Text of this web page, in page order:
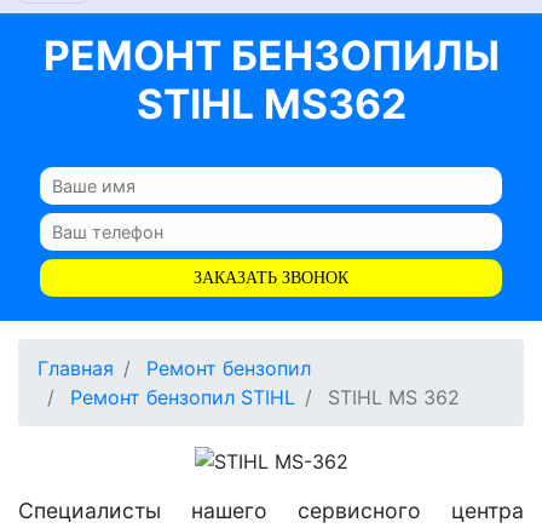
РЕМОНТ БЕНЗОПИЛЫ
STIHL MS362
ЗАКАЗАТЬ ЗВОНОК
Главная
Ремонт бензопил
Ремонт бензопил STIHL
STIHL MS 362
Специалисты нашего сервисного центра